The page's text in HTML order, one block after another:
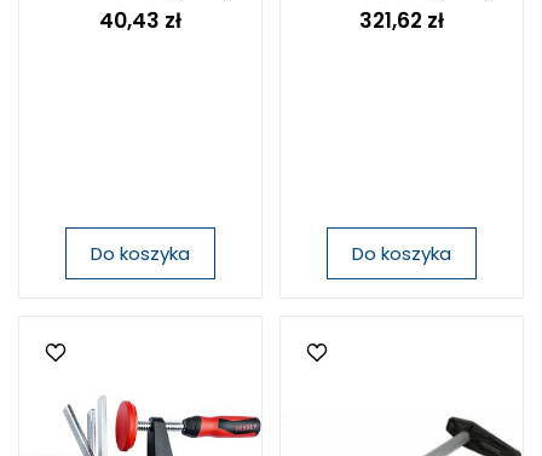
40,43 zł
Do koszyka
321,62 zł
Do koszyka